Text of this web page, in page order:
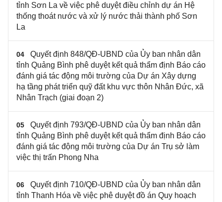
tỉnh Sơn La về việc phê duyệt điều chỉnh dự án Hệ
thống thoát nước và xử lý nước thải thành phố Sơn
La
04
Quyết định 848/QĐ-UBND của Ủy ban nhân dân
tỉnh Quảng Bình phê duyệt kết quả thẩm định Báo cáo
đánh giá tác động môi trường của Dự án Xây dựng
hạ tầng phát triển quỹ đất khu vực thôn Nhân Đức, xã
Nhân Trạch (giai đoạn 2)
05
Quyết định 793/QĐ-UBND của Ủy ban nhân dân
tỉnh Quảng Bình phê duyệt kết quả thẩm định Báo cáo
đánh giá tác động môi trường của Dự án Trụ sở làm
việc thị trấn Phong Nha
06
Quyết định 710/QĐ-UBND của Ủy ban nhân dân
tỉnh Thanh Hóa về việc phê duyệt đồ án Quy hoạch